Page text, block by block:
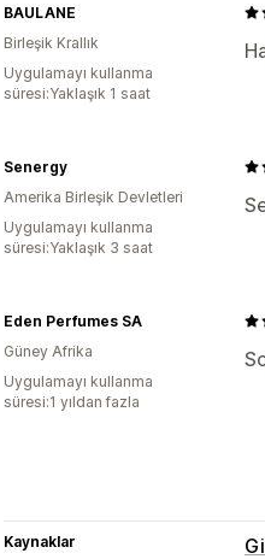
BAULANE
Birleşik Krallık
Uygulamayı kullanma
süresi:Yaklaşık 1 saat
Senergy
Amerika Birleşik Devletleri
Uygulamayı kullanma
süresi:Yaklaşık 3 saat
Eden Perfumes SA
Güney Afrika
Uygulamayı kullanma
süresi:1 yıldan fazla
Kaynaklar